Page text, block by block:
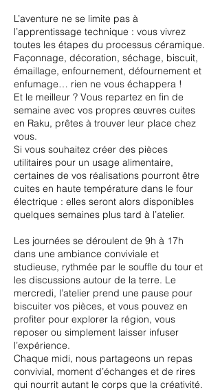
L’aventure ne se limite pas à
l’apprentissage technique : vous vivrez
toutes les étapes du processus céramique.
Façonnage, décoration, séchage, biscuit,
émaillage, enfournement, défournement et
enfumage… rien ne vous échappera !
Et le meilleur ? Vous repartez en fin de
semaine avec vos propres œuvres cuites
en Raku, prêtes à trouver leur place chez
vous.
Si vous souhaitez créer des pièces
utilitaires pour un usage alimentaire,
certaines de vos réalisations pourront être
cuites en haute température dans le four
électrique : elles seront alors disponibles
quelques semaines plus tard à l’atelier.
Les journées se déroulent de 9h à 17h
dans une ambiance conviviale et
studieuse, rythmée par le souffle du tour et
les discussions autour de la terre. Le
mercredi, l’atelier prend une pause pour
biscuiter vos pièces, et vous pouvez en
profiter pour explorer la région, vous
reposer ou simplement laisser infuser
l’expérience.
Chaque midi, nous partageons un repas
convivial, moment d’échanges et de rires
qui nourrit autant le corps que la créativité.